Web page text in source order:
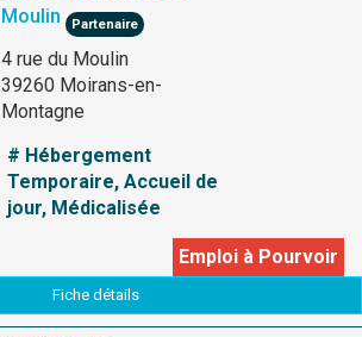
Moulin
Partenaire
4 rue du Moulin
39260 Moirans-en-
Montagne
# Hébergement
Temporaire, Accueil de
jour, Médicalisée
Emploi à Pourvoir
Fiche détails